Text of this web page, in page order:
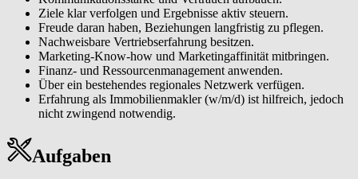
Als lokaler Immobilienexperte (m/w/d) sichtbar werden. Sie
analysieren Ihren Markt, erkennen Chancen frühzeitig und
entwickeln eigene Marketingmaßnahmen, die Sie in Ihrer Region
eindeutig positionieren, um eine spürbare Reichweite und ein
wachsendes Standing als verlässliche Ansprechperson zu erreichen.
Ein tragfähiges Netzwerk aufbauen und pflegen. Sie erschließen das
W&W Netzwerk und etablieren ein persönliches Partnernetzwerk
aus Eigentümerinnen und Eigentümern, Tippgeberinnen und
Kontakten, das Ihr Geschäft langfristig trägt.
Ziele klar verfolgen und Ergebnisse aktiv steuern.
Freude daran haben, Beziehungen langfristig zu pflegen.
Nachweisbare Vertriebserfahrung besitzen.
Marketing-Know-how und Marketingaffinität mitbringen.
Finanz- und Ressourcenmanagement anwenden.
Über ein bestehendes regionales Netzwerk verfügen.
Erfahrung als Immobilienmakler (w/m/d) ist hilfreich, jedoch
nicht zwingend notwendig.
Aufgaben